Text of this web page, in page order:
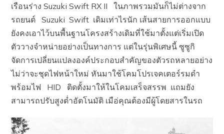
เรือนร่าง Suzuki Swift RX II ในภาพรวมมันก็ไม่ต่างจาก
รถยนต์ Suzuki Swift เดิมเท่าไรนัก เส้นสายการออกแบบ
ยังคงเอาไว้บนพื้นฐานโครงสร้างเดิมที่ใช้มาตั้งแต่เริ่มเปิด
ตัววางจำหน่ายอย่างเป็นทางการ แต่ในรุ่นพิเศษนี้ ซูซูกิ
จัดการเปลี่ยนแปลงองค์ประกอบสำคัญของตัวรถหลายอย่าง
ไม่ว่าจะชุดไฟหน้าใหม่ หันมาใช้โคมโปรเจคเตอร์รมดำ
พร้อมไฟ HID ติดตั้งมาให้ในโคมเสร็จสรรพ แถมยัง
สามารถปรับสูงต่ำอัตโนมัติ เมือ่คุณต้องมีผู้โดยสารในรถ